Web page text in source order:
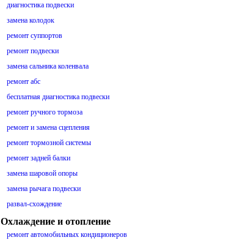
диагностика подвески
замена колодок
ремонт суппортов
ремонт подвески
замена сальника коленвала
ремонт абс
бесплатная диагностика подвески
ремонт ручного тормоза
ремонт и замена сцепления
ремонт тормозной системы
ремонт задней балки
замена шаровой опоры
замена рычага подвески
развал-схождение
Охлаждение и отопление
ремонт автомобильных кондиционеров